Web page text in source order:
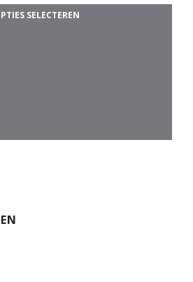
a
n
SELECTEREN